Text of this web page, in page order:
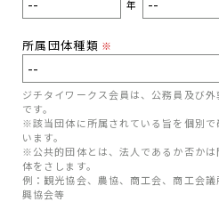
年
所属団体種類 ※
ジチタイワークス会員は、公務員及び
です。
※該当団体に所属されている旨を個別
います。
※公共的団体とは、法人であるか否か
体をさします。
例：観光協会、農協、商工会、商工会
興協会等